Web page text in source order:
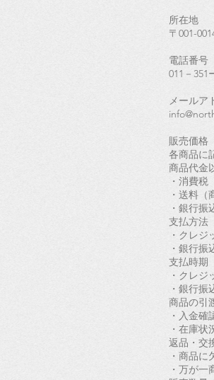
所在地
〒001-
電話番号
011－351
メールア
販売価格
各商品に
商品代金
・消費税
・送料（
・銀行
支払方法
・クレジ
・銀行振
支払時期
・クレ
・銀行
商品の引
・入金確
・在庫状
返品・交
・商品
・万が